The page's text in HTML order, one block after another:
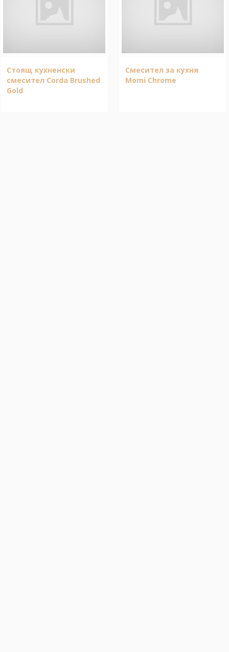
Стоящ кухненски
смесител Corda Brushed
Gold
Смесител за кухня
Momi Chrome